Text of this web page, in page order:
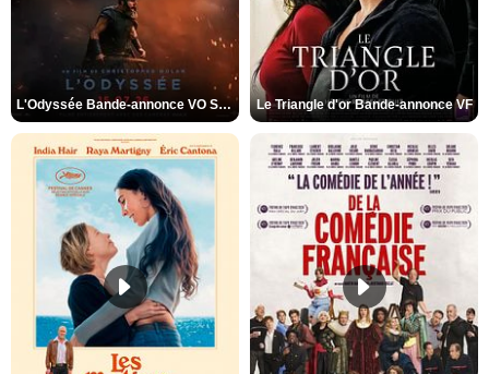
L'Odyssée Bande-annonce VO STFR Le Triangle d'or Bande-annonce VF